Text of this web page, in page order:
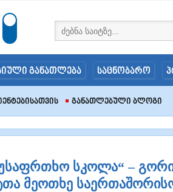
განათლება საცნობარო
Განათლებული Ბლოგი
სკოლა“ –
მეოთხე